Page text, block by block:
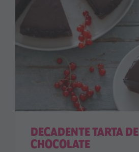
DECADENTE TARTA DE
CHOCOLATE